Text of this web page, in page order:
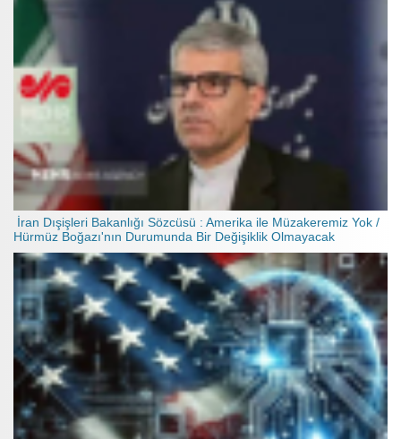
İran Dışişleri Bakanlığı Sözcüsü : Amerika ile Müzakeremiz Yok /
Hürmüz Boğazı'nın Durumunda Bir Değişiklik Olmayacak